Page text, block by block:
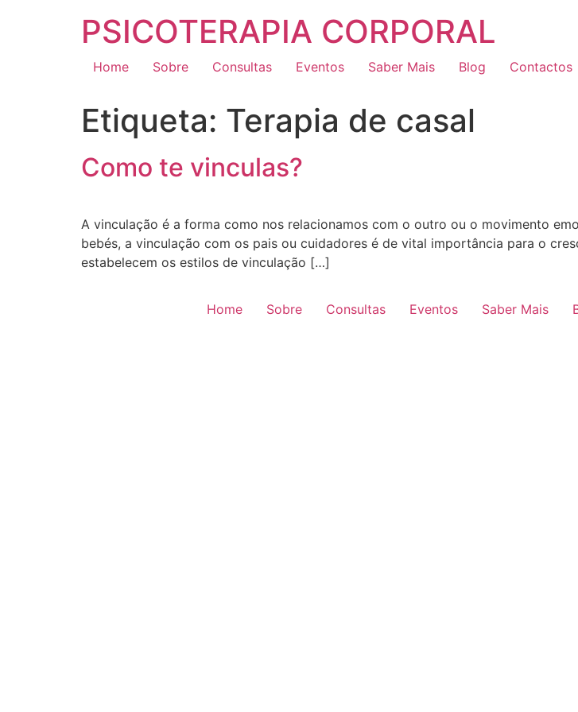
PSICOTERAPIA CORPORAL
Home Sobre Consultas Eventos Saber Mais Blog Contactos
Etiqueta: Terapia de casal
Como te vinculas?
A vinculação é a forma como nos relacionamos com o outro ou o movimento
bebés, a vinculação com os pais ou cuidadores é de vital importância para o
estabelecem os estilos de vinculação […]
Home Sobre Consultas Eventos Saber Mais